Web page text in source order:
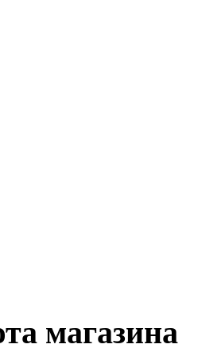
магазина